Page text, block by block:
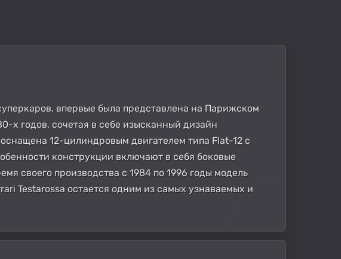
впервые была представлена на Парижском
х годов, сочетая в себе изысканный дизайн
12-цилиндровым двигателем типа Flat-12 с
конструкции включают в себя боковые
своего производства с 1984 по 1996 годы модель
Testarossa остается одним из самых узнаваемых и